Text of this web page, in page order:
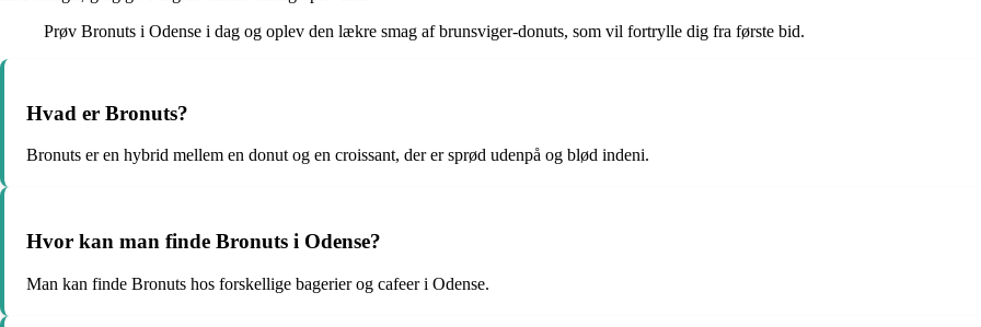
Prøv Bronuts i Odense i dag og oplev den lækre smag af brunsviger-donuts, som vil fortrylle dig fra første bid.
Hvad er Bronuts?
Bronuts er en hybrid mellem en donut og en croissant, der er sprød udenpå og blød indeni.
Hvor kan man finde Bronuts i Odense?
Man kan finde Bronuts hos forskellige bagerier og cafeer i Odense.